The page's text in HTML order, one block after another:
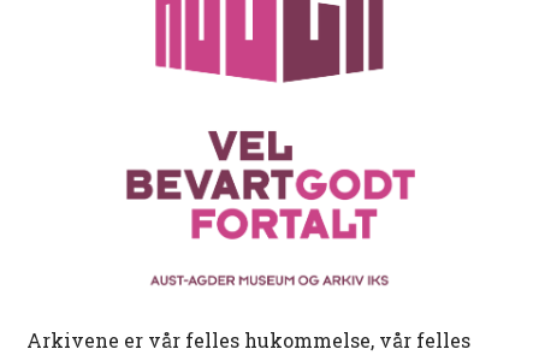
Arkivene er vår felles hukommelse, vår felles